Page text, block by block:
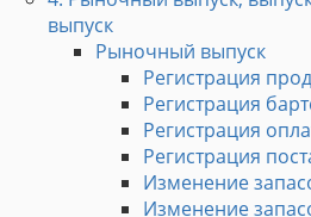
выпуск
Рыночный выпуск
Регистрация
Регистрация
Регистрация
Регистрация
Изменение
Изменение